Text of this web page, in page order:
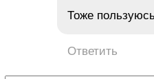
Тоже
Ответить